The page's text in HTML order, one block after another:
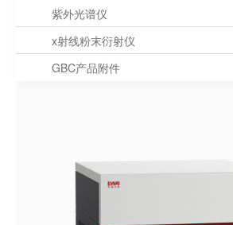
紫外光谱仪
x射线粉末衍射仪
GBC产品附件